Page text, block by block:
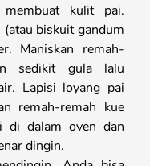
kulit pai.
biskuit gandum
Maniskan remah-
sedikit gula lalu
Lapisi loyang pai
remah-remah kue
di dalam oven dan
dingin.